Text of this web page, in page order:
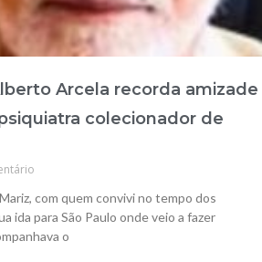
Arcela recorda amizade
colecionador de
com quem convivi no tempo dos
ida para São Paulo onde veio a fazer
o